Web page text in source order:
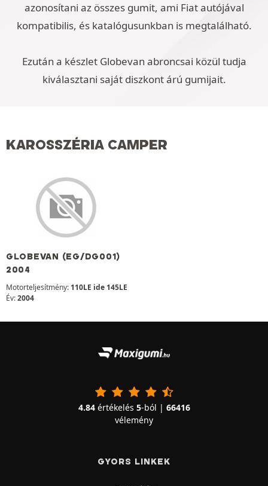
azonosítani az összes gumit, ami Fiat autójával
kompatibilis, és katalógusunkban is megtalálható.
Ezután a készlet Globevan abroncsai közül tudja
kiválasztani saját diszkont árú gumijait.
KAROSSZÉRIA CAMPER
GLOBEVAN (EG/DG001)
2004
Motorteljesítmény: 110LE ide 145LE
Év:2004
4.84értékelés 5-ból | 66416
vélemény
GYORS LINKEK